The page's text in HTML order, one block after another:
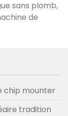
sans plomb,
de
chip mounter
tradition